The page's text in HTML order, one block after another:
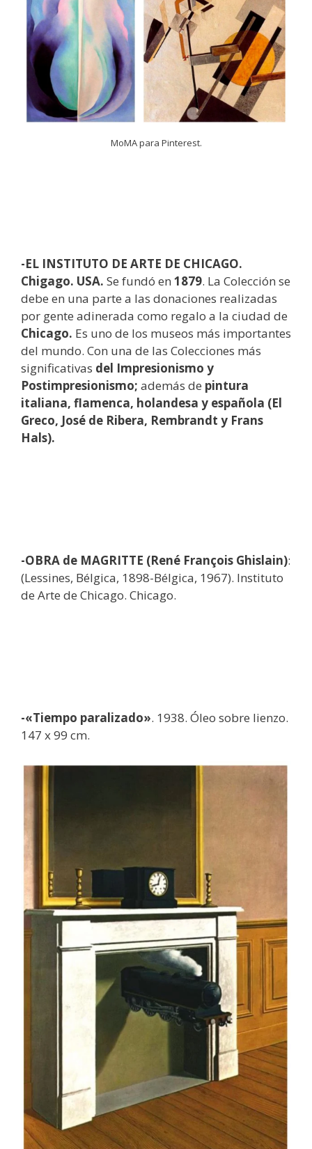
MoMA para Pinterest.
-EL INSTITUTO DE ARTE DE CHICAGO.
Chigago. USA. Se fundó en 1879. La Colección se
debe en una parte a las donaciones realizadas
por gente adinerada como regalo a la ciudad de
Chicago. Es uno de los museos más importantes
del mundo. Con una de las Colecciones más
significativas del Impresionismo y
Postimpresionismo; además de pintura
italiana, flamenca, holandesa y española (El
Greco, José de Ribera, Rembrandt y Frans
Hals).
-OBRA de MAGRITTE (René François Ghislain):
(Lessines, Bélgica, 1898-Bélgica, 1967). Instituto
de Arte de Chicago. Chicago.
-«Tiempo paralizado». 1938. Óleo sobre lienzo.
147 x 99 cm.